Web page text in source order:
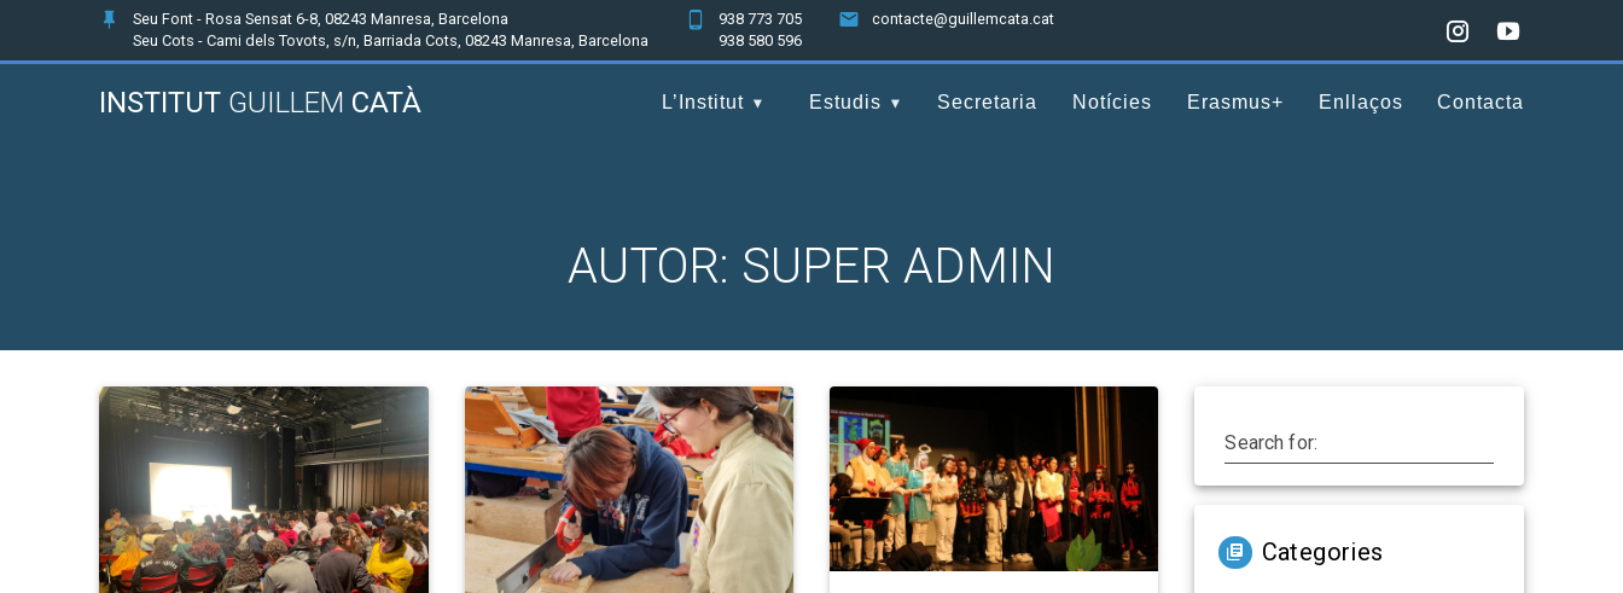
Seu Font - Rosa Sensat 6-8, 08243 Manresa, Barcelona
Seu Cots - Cami dels Tovots, s/n, Barriada Cots, 08243 Manresa, Barcelona
938 773 705
938 580 596
contacte@guillemcata.cat
INSTITUT GUILLEM CATÀ L’Institut Estudis Secretaria Notícies Erasmus+ Enllaços Contacta
AUTOR: SUPER ADMIN
Search for:
Categories